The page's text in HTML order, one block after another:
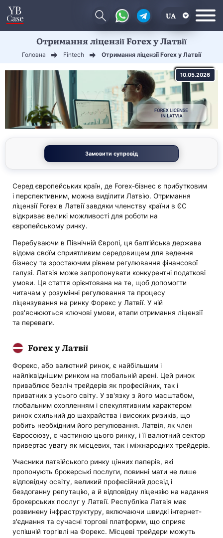
UA
Отримання ліцензії Forex у Латвії
Головна Fintech Отримання ліцензії Forex у Латвії
10.05.2026
Замовити супровід
Серед європейських країн, де Forex-бізнес є прибутковим
і перспективним, можна виділити Латвію. Отримання
ліцензії Forex в Латвії завдяки членству країни в ЄС
відкриває великі можливості для роботи на
європейському ринку.
Перебуваючи в Північній Європі, ця балтійська держава
відома своїм сприятливим середовищем для ведення
бізнесу та зростаючим рівнем регулювання фінансової
галузі. Латвія може запропонувати конкурентні податкові
умови. Ця стаття орієнтована на те, щоб допомогти
читачам у розумінні регулювання та процесу
ліцензування на ринку Форекс у Латвії. У ній
роз'яснюються ключові умови, етапи отримання ліцензії
та переваги.
Forex у Латвії
Форекс, або валютний ринок, є найбільшим і
найліквіднішим ринком на глобальній арені. Цей ринок
приваблює безліч трейдерів як професійних, так і
приватних з усього світу. У зв'язку з його масштабом,
глобальним охопленням і спекулятивним характером
ринок схильний до шахрайства і високих ризиків, що
робить необхідним його регулювання. Латвія, як член
Євросоюзу, є частиною цього ринку, і її валютний сектор
привертає увагу як місцевих, так і міжнародних трейдерів.
Учасники латвійського ринку цінних паперів, які
пропонують брокерські послуги, повинні мати не лише
відповідну освіту, великий професійний досвід і
бездоганну репутацію, а й відповідну ліцензію на надання
брокерських послуг у Латвії. Республіка Латвія має
розвинену інфраструктуру, включаючи швидкі інтернет-
з'єднання та сучасні торгові платформи, що сприяє
успішній торгівлі на Форекс. Місцеві трейдери можуть